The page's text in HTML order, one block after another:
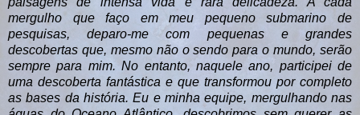
mergulho que faço em meu pequeno submarino de
pesquisas, deparo-me com pequenas e grandes
descobertas que, mesmo não o sendo para o mundo, serão
sempre para mim. No entanto, naquele ano, participei de
uma descoberta fantástica e que transformou por completo
as bases da história. Eu e minha equipe, mergulhando nas